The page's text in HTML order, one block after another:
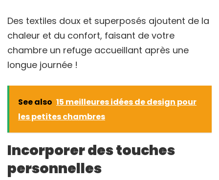
Des textiles doux et superposés ajoutent de la
chaleur et du confort, faisant de votre
chambre un refuge accueillant après une
longue journée !
See also 15 meilleures idées de design pour
les petites chambres
Incorporer des touches
personnelles